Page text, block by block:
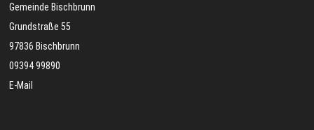
Gemeinde Bischbrunn
Grundstraße 55
97836 Bischbrunn
09394 99890
E-Mail